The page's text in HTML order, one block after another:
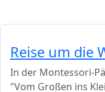
Reise um die
In der Montessori-
"Vom Großen ins